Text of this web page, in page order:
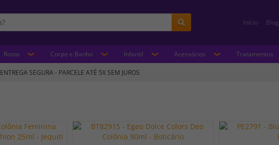
Início Blog
Rosto Corpo e Banho Infantil Acessórios Tratamentos
ENTREGA SEGURA - PARCELE ATÉ 5X SEM JUROS